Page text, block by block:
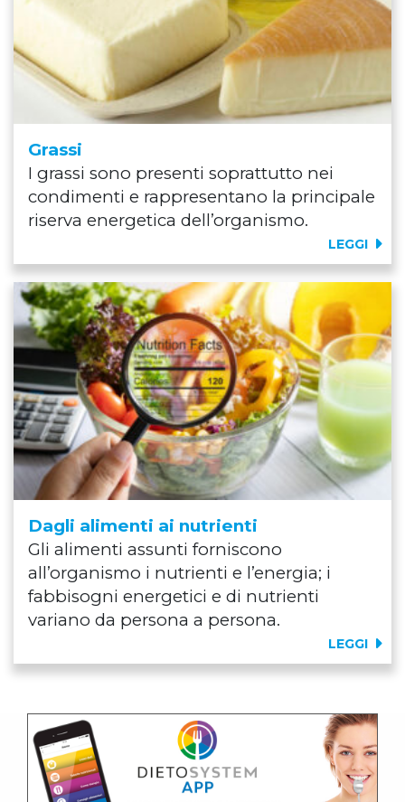
Grassi
I grassi sono presenti soprattutto nei
condimenti e rappresentano la principale
riserva energetica dell’organismo.
LEGGI
Dagli alimenti ai nutrienti
Gli alimenti assunti forniscono
all’organismo i nutrienti e l’energia; i
fabbisogni energetici e di nutrienti
variano da persona a persona.
LEGGI